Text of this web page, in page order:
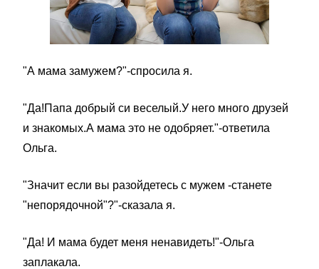
"А мама замужем?"-спросила я.
"Да!Папа добрый си веселый.У него много друзей
и знакомых.А мама это не одобряет."-ответила
Ольга.
"Значит если вы разойдетесь с мужем -станете
"непорядочной"?"-сказала я.
"Да! И мама будет меня ненавидеть!"-Ольга
заплакала.